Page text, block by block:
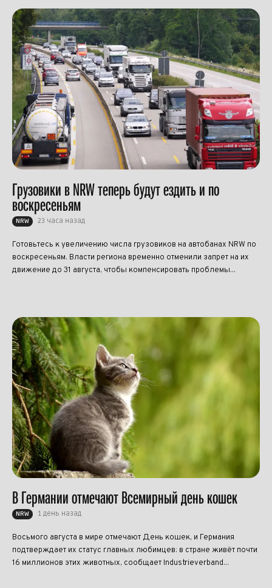
Грузовики в NRW теперь будут ездить и по
воскресеньям
NRW 23 часа назад
Готовьтесь к увеличению числа грузовиков на автобанах NRW по
воскресеньям. Власти региона временно отменили запрет на их
движение до 31 августа, чтобы компенсировать проблемы...
В Германии отмечают Всемирный день кошек
NRW 1 день назад
Восьмого августа в мире отмечают День кошек, и Германия
подтверждает их статус главных любимцев: в стране живёт почти
16 миллионов этих животных, сообщает Industrieverband...